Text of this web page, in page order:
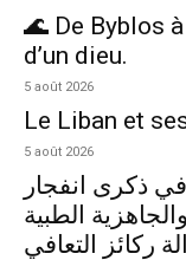
🌊 De Byblos
d’un dieu.
5 août 2026
Le Liban et
5 août 2026
في ذكرى انفجار
الطبية
ركائز التعافي